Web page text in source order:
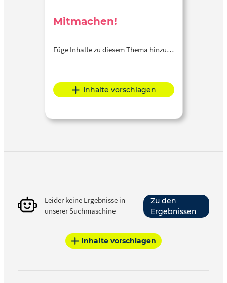
Mitmachen!
Füge Inhalte zu diesem Thema hinzu…
Inhalte vorschlagen
Leider keine Ergebnisse in
unserer Suchmaschine
Zu den
Ergebnissen
Inhalte vorschlagen